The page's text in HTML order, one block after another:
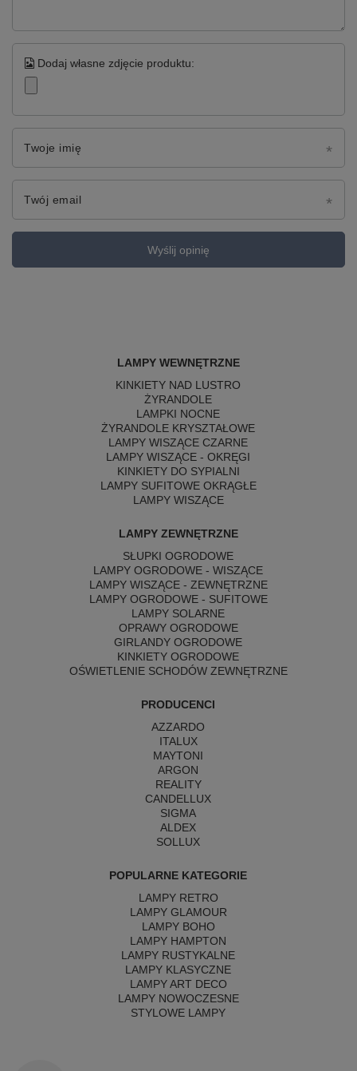
Dodaj własne zdjęcie produktu:
Twoje imię
Twój email
Wyślij opinię
LAMPY WEWNĘTRZNE
KINKIETY NAD LUSTRO
ŻYRANDOLE
LAMPKI NOCNE
ŻYRANDOLE KRYSZTAŁOWE
LAMPY WISZĄCE CZARNE
LAMPY WISZĄCE - OKRĘGI
KINKIETY DO SYPIALNI
LAMPY SUFITOWE OKRĄGŁE
LAMPY WISZĄCE
LAMPY ZEWNĘTRZNE
SŁUPKI OGRODOWE
LAMPY OGRODOWE - WISZĄCE
LAMPY WISZĄCE - ZEWNĘTRZNE
LAMPY OGRODOWE - SUFITOWE
LAMPY SOLARNE
OPRAWY OGRODOWE
GIRLANDY OGRODOWE
KINKIETY OGRODOWE
OŚWIETLENIE SCHODÓW ZEWNĘTRZNE
PRODUCENCI
AZZARDO
ITALUX
MAYTONI
ARGON
REALITY
CANDELLUX
SIGMA
ALDEX
SOLLUX
POPULARNE KATEGORIE
LAMPY RETRO
LAMPY GLAMOUR
LAMPY BOHO
LAMPY HAMPTON
LAMPY RUSTYKALNE
LAMPY KLASYCZNE
LAMPY ART DECO
LAMPY NOWOCZESNE
STYLOWE LAMPY